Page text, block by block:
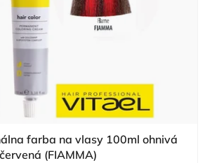
farba na vlasy 100ml ohnivá
červená (FIAMMA)